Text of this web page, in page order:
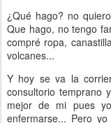
¿Qué hago? no
Que hago, no tengo
compré ropa,
volcanes...
Y hoy se va la
consultorio temprano
mejor de mi pues
enfermarse... Pero